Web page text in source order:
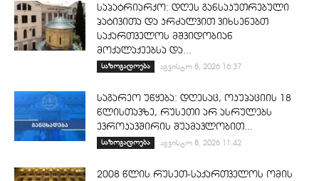
საპატრიარქო: დღეს განსაკუთრებული
პატივითა და კრძალვით ვიხსენებთ
საქართველოს მშვიდობიან
მოქალაქეებსა და...
საზოგადოება აგვისტო 8, 2026 16:37
საგარეო უწყება: დღესაც, ოკუპაციის 18
წლისთავზე, რუსეთი არ ასრულებს
ევროკავშირის შუამავლობით...
საზოგადოება აგვისტო 8, 2026 11:42
2008 წლის რუსეთ-საქართველოს ომის